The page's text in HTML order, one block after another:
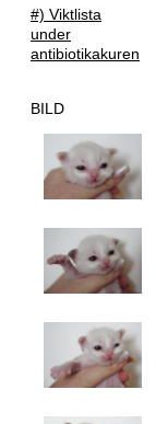
#) Viktlista
under
antibiotikakuren
BILD